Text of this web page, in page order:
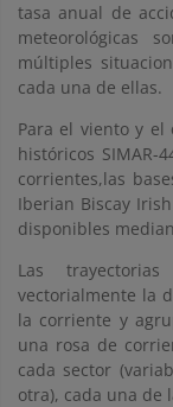
tasa anual de
meteorológicas
múltiples
cada una de ellas.
Para el viento y el
históricos SIMAR-
corrientes,las
Iberian Biscay
disponibles
Las
vectorialmente la
la corriente y
una rosa de
cada sector
otra), cada una de